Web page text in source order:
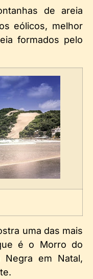
de areia
eólicos, melhor
formados pelo
uma das mais
é o Morro do
Negra em Natal,